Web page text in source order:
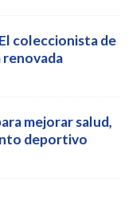
coleccionista de
renovada
mejorar salud,
deportivo